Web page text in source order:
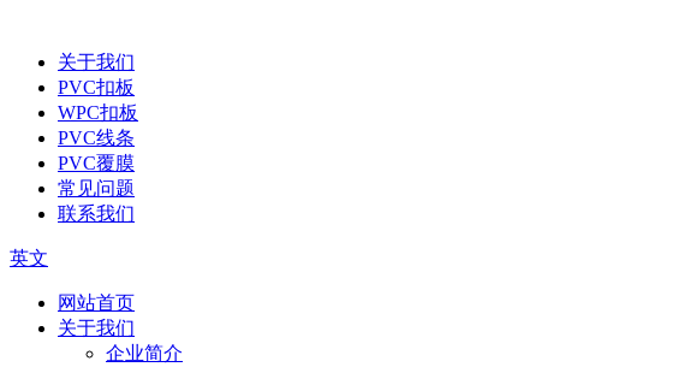
关于我们
PVC扣板
WPC扣板
PVC线条
PVC覆膜
常见问题
联系我们
英文
网站首页
关于我们
企业简介